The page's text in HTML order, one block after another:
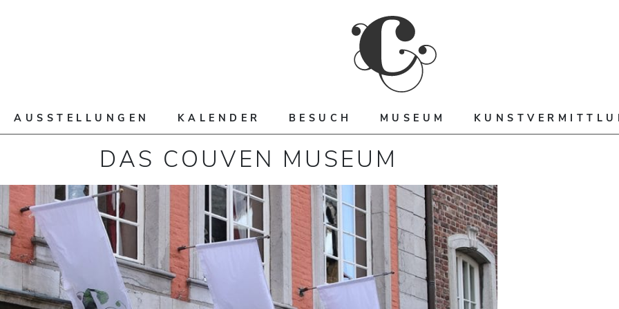
AUSSTELLUNGEN KALENDER BESUCH MUSEUM
DAS COUVEN MUSEUM